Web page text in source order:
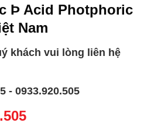
Þ Acid Photphoric
Nam
khách vui lòng liên hệ
- 0933.920.505